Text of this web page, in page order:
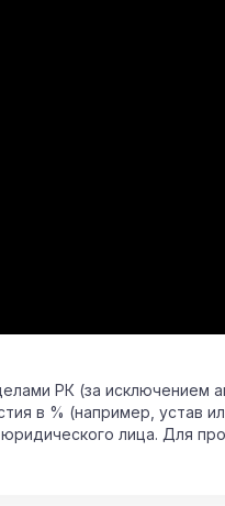
РК (за исключением
в % (например, устав
лица. Для